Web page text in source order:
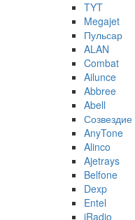
TYT
Megajet
Пульсар
ALAN
Combat
Ailunce
Abbree
Abell
Созвездие
AnyTone
Alinco
Ajetrays
Belfone
Dexp
Entel
iRadio